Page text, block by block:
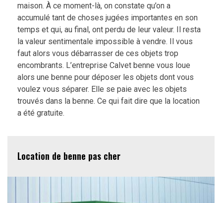
maison. À ce moment-là, on constate qu’on a
accumulé tant de choses jugées importantes en son
temps et qui, au final, ont perdu de leur valeur. Il resta
la valeur sentimentale impossible à vendre. Il vous
faut alors vous débarrasser de ces objets trop
encombrants. L’entreprise Calvet benne vous loue
alors une benne pour déposer les objets dont vous
voulez vous séparer. Elle se paie avec les objets
trouvés dans la benne. Ce qui fait dire que la location
a été gratuite.
Location de benne pas cher